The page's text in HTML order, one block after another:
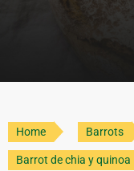
Home Barrots
Barrot de chia y quinoa